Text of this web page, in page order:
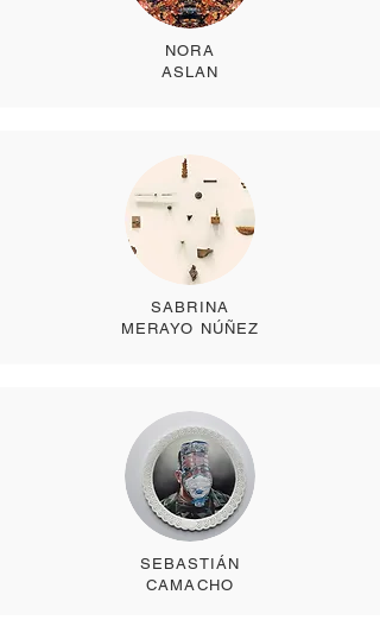
NORA
ASLAN
SABRINA
MERAYO NÚÑEZ
SEBASTIÁN
CAMACHO